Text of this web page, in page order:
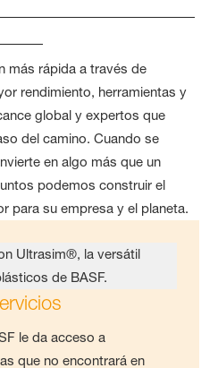
más rápida a través de
rendimiento, herramientas y
global y expertos que
del camino. Cuando se
en algo más que un
podemos construir el
para su empresa y el planeta.
le da acceso a
que no encontrará en